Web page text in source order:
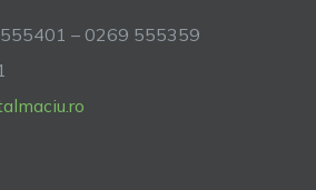
– 0269 555359